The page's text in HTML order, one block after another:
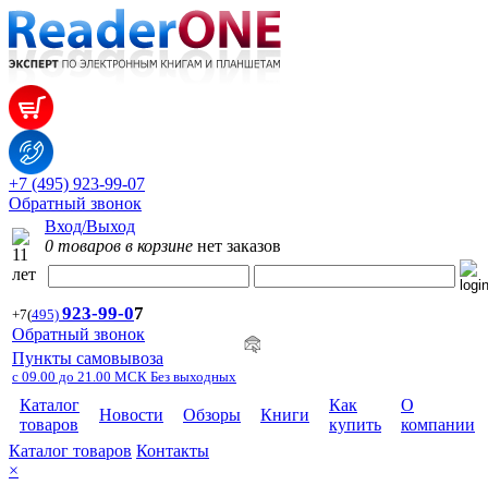
+7 (495) 923-99-07
Обратный звонок
Вход/Выход
0 товаров в корзине нет заказов
+7(495) 923-99-07
Обратный звонок
Пункты самовывоза
с 09.00 до 21.00 МСК Без выходных
Каталог
товаров
Новости Обзоры Книги
Как
купить
О
компании
Каталог товаров Контакты
×